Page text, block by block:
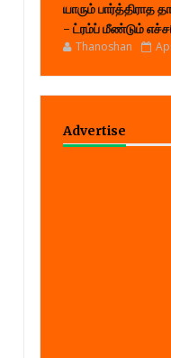
யாரும் பார்த்திராத
- ட்ரம்ப் மீண்டும்
Thanoshan
Advertise